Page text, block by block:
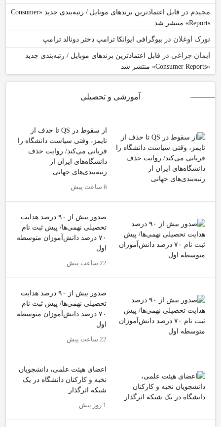
مجیدم در
قابل اعتمادترین برندهای موبایل / رتبه‌بندی جدید «Consumer
Reports» منتشر شد
تورک اوغلان در بیوگرافی ایوانکا ترامپ دختر دونالد ترامپ
ایمان چراغی در قابل اعتمادترین برندهای موبایل / رتبه‌بندی جدید
«Consumer Reports» منتشر شد
آموزشی و تحصیلی
از سقوط در QS تا حذف از
تایمز، وقتی سیاست دانشگاه را
قربانی می‌کند/ روایت حذف
دانشگاه‌های ایران از
رتبه‌بندی‌های جهانی
6 ساعت پیش
صدور بیش از ۹۰ درصد هدایت
تحصیلی نهمی‌ها/ پیش ثبت نام
۷۰ درصد دانش‌آموزان متوسطه
اول
22 ساعت پیش
صدور بیش از ۹۰ درصد هدایت
تحصیلی نهمی‌ها/ پیش ثبت نام
۷۰ درصد دانش‌آموزان متوسطه
اول
22 ساعت پیش
اعضای هیئت علمی، دانشجویان
نخبه و کارکنان دانشگاه در یک
شبکه‌ اثرگذار
1 روز پیش